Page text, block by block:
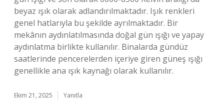
beyaz ışık olarak adlandırılmaktadır. Işık renkleri
genel hatlarıyla bu şekilde ayrılmaktadır. Bir
mekânın aydınlatılmasında doğal gün ışığı ve yapay
aydınlatma birlikte kullanılır. Binalarda gündüz
saatlerinde pencerelerden içeriye giren güneş ışığı
genellikle ana ışık kaynağı olarak kullanılır.
Ekim 21, 2025 Yanıtla